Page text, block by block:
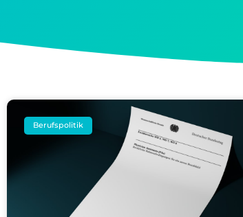
Berufspolitik